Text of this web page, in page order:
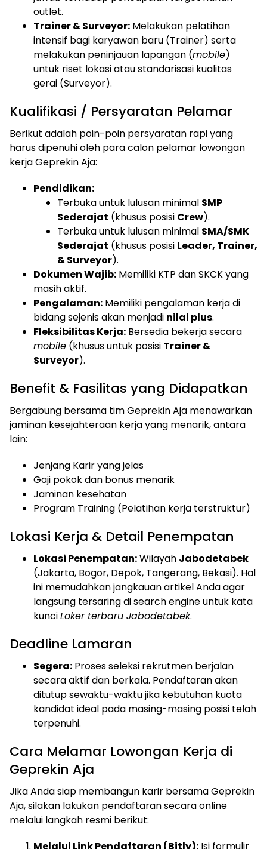
outlet.
Trainer & Surveyor: Melakukan pelatihan
intensif bagi karyawan baru (Trainer) serta
melakukan peninjauan lapangan (mobile)
untuk riset lokasi atau standarisasi kualitas
gerai (Surveyor).
Kualifikasi / Persyaratan Pelamar
Berikut adalah poin-poin persyaratan rapi yang
harus dipenuhi oleh para calon pelamar lowongan
kerja Geprekin Aja:
Pendidikan:
Terbuka untuk lulusan minimal SMP
Sederajat (khusus posisi Crew).
Terbuka untuk lulusan minimal SMA/SMK
Sederajat (khusus posisi Leader, Trainer,
& Surveyor).
Dokumen Wajib: Memiliki KTP dan SKCK yang
masih aktif.
Pengalaman: Memiliki pengalaman kerja di
bidang sejenis akan menjadi nilai plus.
Fleksibilitas Kerja: Bersedia bekerja secara
mobile (khusus untuk posisi Trainer &
Surveyor).
Benefit & Fasilitas yang Didapatkan
Bergabung bersama tim Geprekin Aja menawarkan
jaminan kesejahteraan kerja yang menarik, antara
lain:
Jenjang Karir yang jelas
Gaji pokok dan bonus menarik
Jaminan kesehatan
Program Training (Pelatihan kerja terstruktur)
Lokasi Kerja & Detail Penempatan
Lokasi Penempatan:Wilayah Jabodetabek
(Jakarta, Bogor, Depok, Tangerang, Bekasi). Hal
ini memudahkan jangkauan artikel Anda agar
langsung tersaring di search engine untuk kata
kunciLoker terbaru Jabodetabek.
Deadline Lamaran
Segera: Proses seleksi rekrutmen berjalan
secara aktif dan berkala. Pendaftaran akan
ditutup sewaktu-waktu jika kebutuhan kuota
kandidat ideal pada masing-masing posisi telah
terpenuhi.
Cara Melamar Lowongan Kerja di
Geprekin Aja
Jika Anda siap membangun karir bersama Geprekin
Aja, silakan lakukan pendaftaran secara online
melalui langkah resmi berikut: